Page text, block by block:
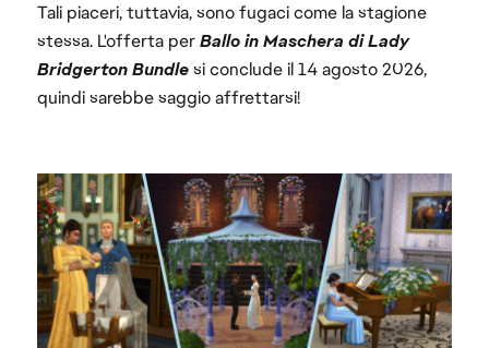
Tali piaceri, tuttavia, sono fugaci come la stagione
stessa. L'offerta perBallo in Maschera di Lady
Bridgerton Bundlesi conclude il 14 agosto 2026,
quindi sarebbe saggio affrettarsi!